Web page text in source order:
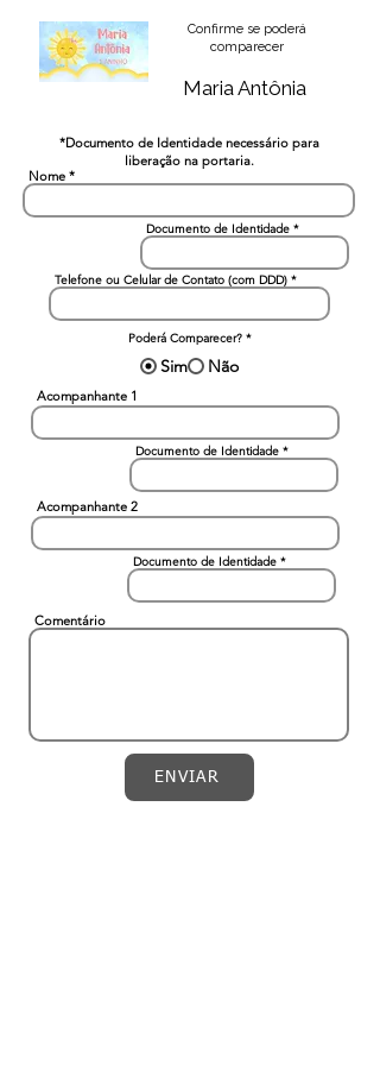
Confirme se poderá
comparecer
Maria Antônia
*Documento de Identidade necessário para
liberação na portaria.
Nome
Documento de Identidade
Telefone ou Celular de Contato (com DDD)
Poderá Comparecer? *
Sim Não
Acompanhante 1
Documento de Identidade
Acompanhante 2
Documento de Identidade
Comentário
ENVIAR